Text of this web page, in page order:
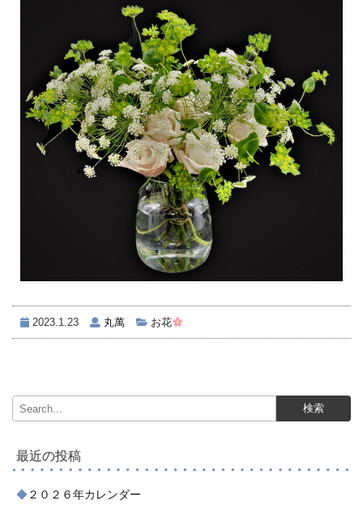
2023.1.23 丸萬 お花
最近の投稿
２０２６年カレンダー